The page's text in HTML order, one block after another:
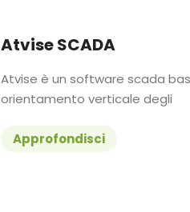
Atvise SCADA
Atvise è un software scada
orientamento verticale degli
Approfondisci